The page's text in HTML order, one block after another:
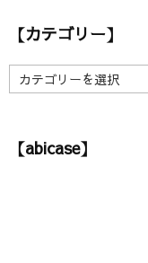
イ【カテゴリー】
【
カ
リ【abicase】